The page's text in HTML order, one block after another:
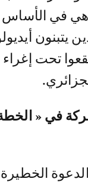
وهي في
يتبنون
تحت إغراء
حركة في «
الخطيرة